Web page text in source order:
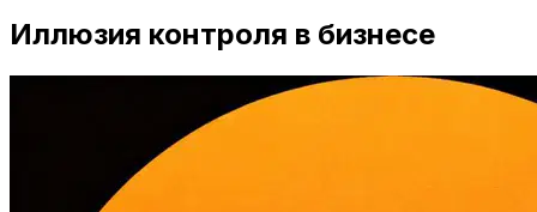
Иллюзия контроля в бизнесе